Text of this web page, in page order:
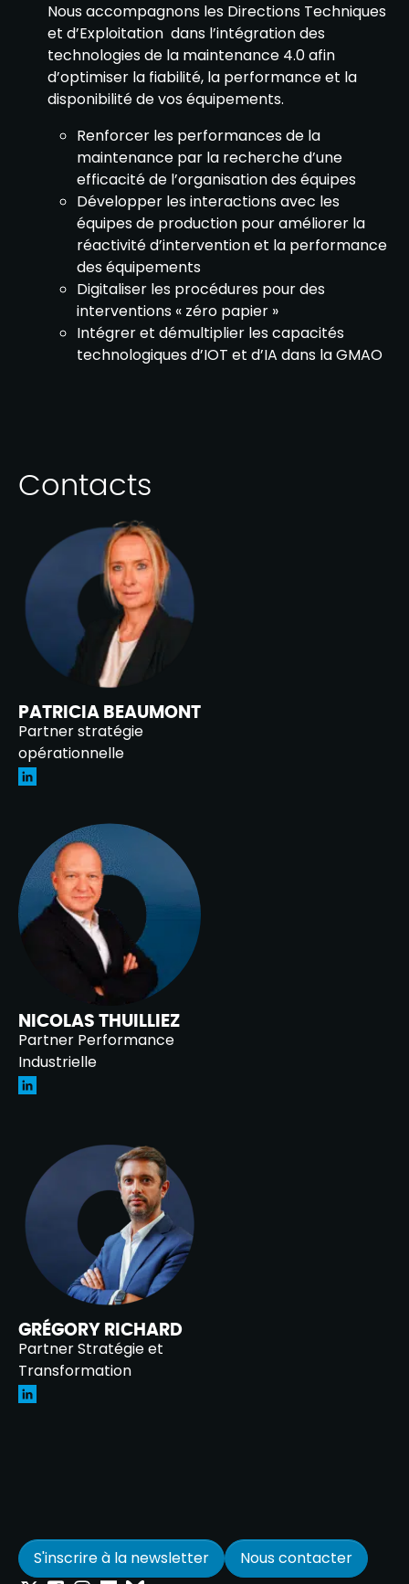
Nous accompagnons les Directions Techniques
et d’Exploitation dans l’intégration des
technologies de la maintenance 4.0 afin
d’optimiser la fiabilité, la performance et la
disponibilité de vos équipements.
Renforcer les performances de la
maintenance par la recherche d’une
efficacité de l’organisation des équipes
Développer les interactions avec les
équipes de production pour améliorer la
réactivité d’intervention et la performance
des équipements
Digitaliser les procédures pour des
interventions « zéro papier »
Intégrer et démultiplier les capacités
technologiques d’IOT et d’IA dans la GMAO
Contacts
PATRICIA BEAUMONT
Partner stratégie
opérationnelle
NICOLAS THUILLIEZ
Partner Performance
Industrielle
GRÉGORY RICHARD
Partner Stratégie et
Transformation
S'inscrire à la newsletter Nous contacter